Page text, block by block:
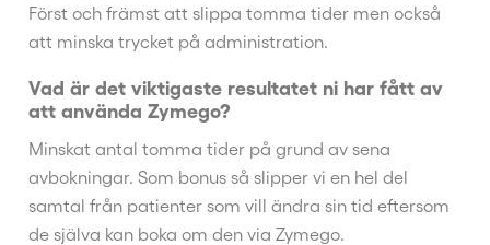
Först och främst att slippa tomma tider men också
att minska trycket på administration.
Vad är det viktigaste resultatet ni har fått av
att använda Zymego?
Minskat antal tomma tider på grund av sena
avbokningar. Som bonus så slipper vi en hel del
samtal från patienter som vill ändra sin tid eftersom
de själva kan boka om den via Zymego.